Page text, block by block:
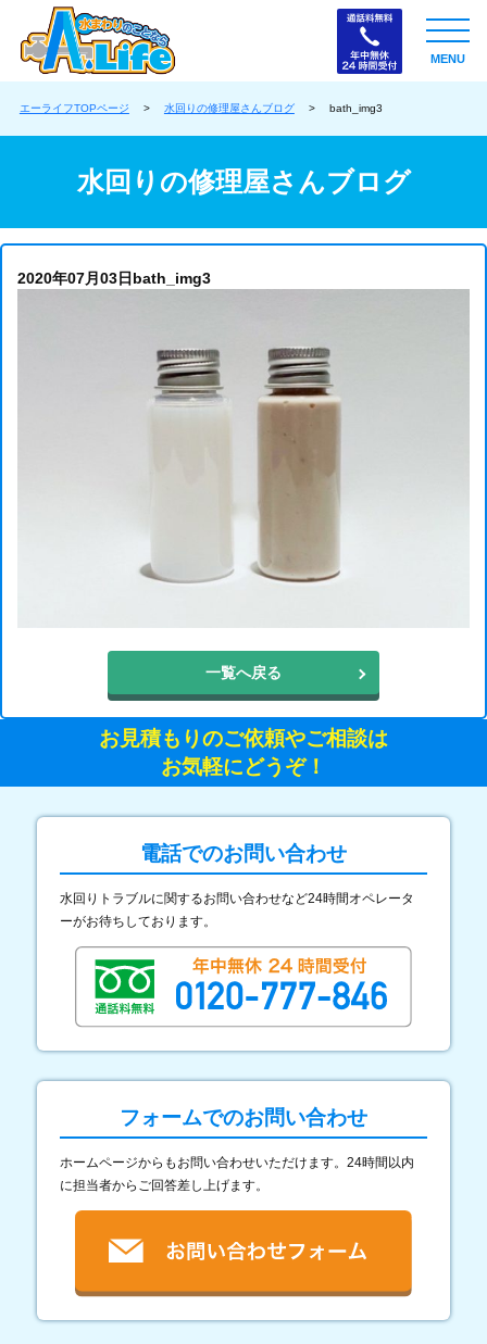
MENU
エーライフTOPページ > 水回りの修理屋さんブログ > bath_img3
水回りの修理屋さんブログ
2020年07月03日 bath_img3
一覧へ戻る
お見積もりのご依頼やご相談は
お気軽にどうぞ！
電話でのお問い合わせ
水回りトラブルに関するお問い合わせなど24時間オペレータ
ーがお待ちしております。
フォームでのお問い合わせ
ホームページからもお問い合わせいただけます。24時間以内
に担当者からご回答差し上げます。